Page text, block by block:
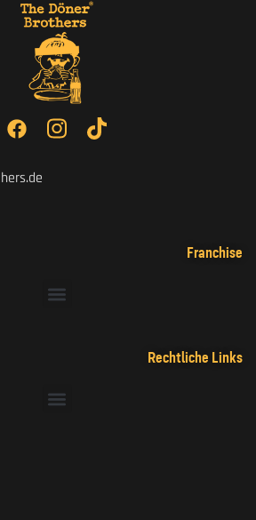
Franchise
Rechtliche Links